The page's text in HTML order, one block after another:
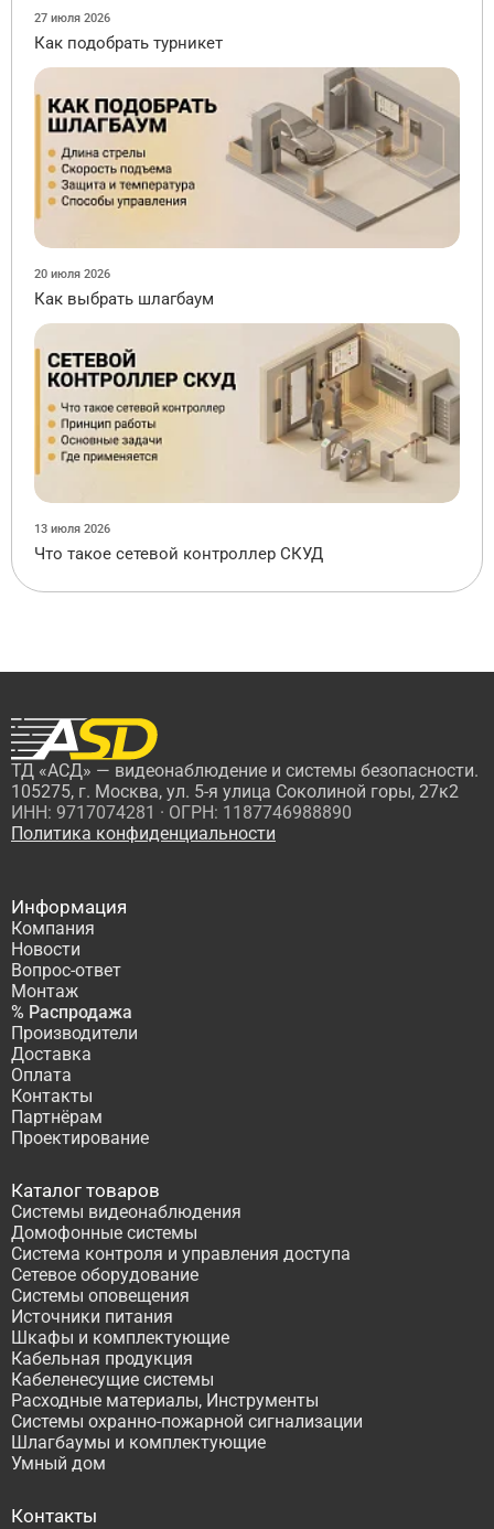
27 июля 2026
Как подобрать турникет
20 июля 2026
Как выбрать шлагбаум
13 июля 2026
Что такое сетевой контроллер СКУД
ТД «АСД» — видеонаблюдение и системы безопасности.
105275, г. Москва, ул. 5-я улица Соколиной горы, 27к2
ИНН: 9717074281 · ОГРН: 1187746988890
Политика конфиденциальности
Информация
Компания
Новости
Вопрос-ответ
Монтаж
% Распродажа
Производители
Доставка
Оплата
Контакты
Партнёрам
Проектирование
Каталог товаров
Системы видеонаблюдения
Домофонные системы
Система контроля и управления доступа
Сетевое оборудование
Системы оповещения
Источники питания
Шкафы и комплектующие
Кабельная продукция
Кабеленесущие системы
Расходные материалы, Инструменты
Системы охранно-пожарной сигнализации
Шлагбаумы и комплектующие
Умный дом
Контакты